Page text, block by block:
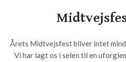
Årets Midtvejsfest bliver intet
Vi har lagt os i selen til en